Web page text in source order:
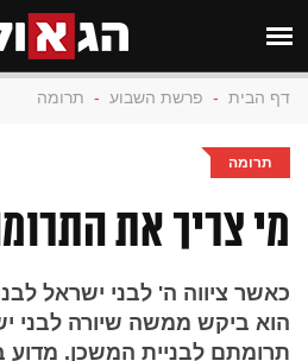
דף הבית - פרשת השבוע - תרומה
תרומה
מי צריך את
כאשר ציווה ה' לבני ישראל
הוא ביקש ממשה שיורה לבני
תרומתם לבניית המשכן. מדוע